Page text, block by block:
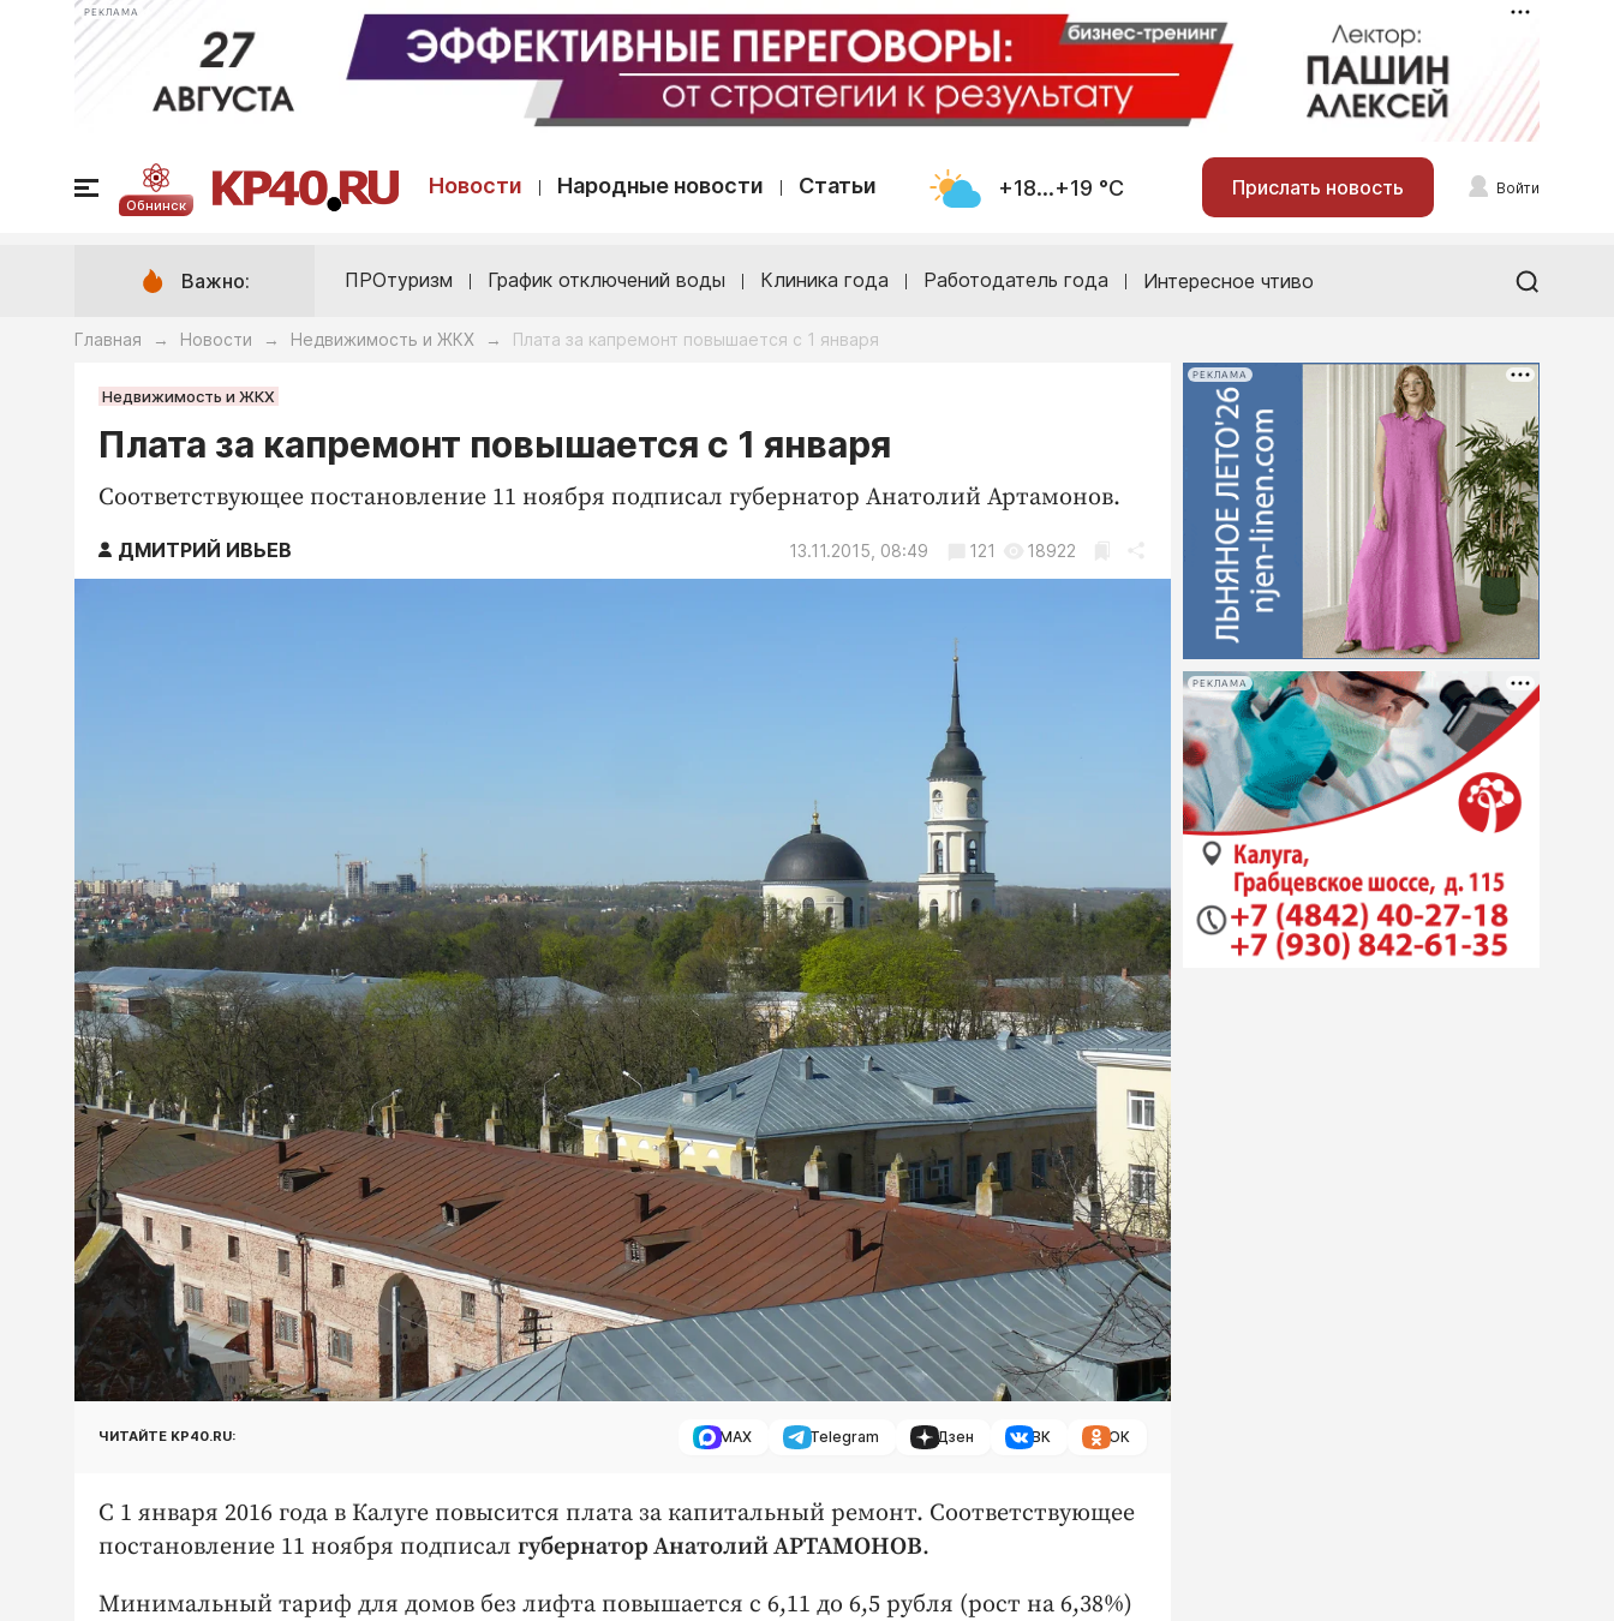
РЕКЛАМА
Обнинск
Новости Народные новости Статьи +18...+19 °С Прислать новость Войти
Важно: ПРОтуризм График отключений воды Клиника года Работодатель года Интересное чтиво
Главная → Новости → Недвижимость и ЖКХ → Плата за капремонт повышается с 1 января
Недвижимость и ЖКХ
Плата за капремонт повышается с 1 января
Соответствующее постановление 11 ноября подписал губернатор Анатолий Артамонов.
ДМИТРИЙ ИВЬЕВ 13.11.2015, 08:49 121 18922
ЧИТАЙТЕ KP40.RU: MAX Telegram Дзен ВК ОК
С 1 января 2016 года в Калуге повысится плата за капитальный ремонт. Соответствующее
постановление 11 ноября подписал губернатор Анатолий АРТАМОНОВ.
Минимальный тариф для домов без лифта повышается с 6,11 до 6,5 рубля (рост на 6,38%)
РЕКЛАМА
РЕКЛАМА